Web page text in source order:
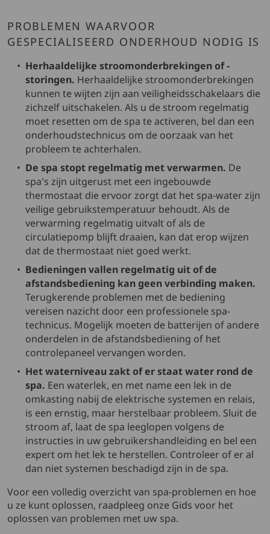
PROBLEMEN WAARVOOR
GESPECIALISEERD ONDERHOUD NODIG IS
Herhaaldelijke stroomonderbrekingen of -
storingen. Herhaaldelijke stroomonderbrekingen
kunnen te wijten zijn aan veiligheidsschakelaars die
zichzelf uitschakelen. Als u de stroom regelmatig
moet resetten om de spa te activeren, bel dan een
onderhoudstechnicus om de oorzaak van het
probleem te achterhalen.
De spa stopt regelmatig met verwarmen. De
spa's zijn uitgerust met een ingebouwde
thermostaat die ervoor zorgt dat het spa-water zijn
veilige gebruikstemperatuur behoudt. Als de
verwarming regelmatig uitvalt of als de
circulatiepomp blijft draaien, kan dat erop wijzen
dat de thermostaat niet goed werkt.
Bedieningen vallen regelmatig uit of de
afstandsbediening kan geen verbinding maken.
Terugkerende problemen met de bediening
vereisen nazicht door een professionele spa-
technicus. Mogelijk moeten de batterijen of andere
onderdelen in de afstandsbediening of het
controlepaneel vervangen worden.
Het waterniveau zakt of er staat water rond de
spa. Een waterlek, en met name een lek in de
omkasting nabij de elektrische systemen en relais,
is een ernstig, maar herstelbaar probleem. Sluit de
stroom af, laat de spa leeglopen volgens de
instructies in uw gebruikershandleiding en bel een
expert om het lek te herstellen. Controleer of er al
dan niet systemen beschadigd zijn in de spa.
Voor een volledig overzicht van spa-problemen en hoe
u ze kunt oplossen, raadpleeg onze Gids voor het
oplossen van problemen met uw spa.